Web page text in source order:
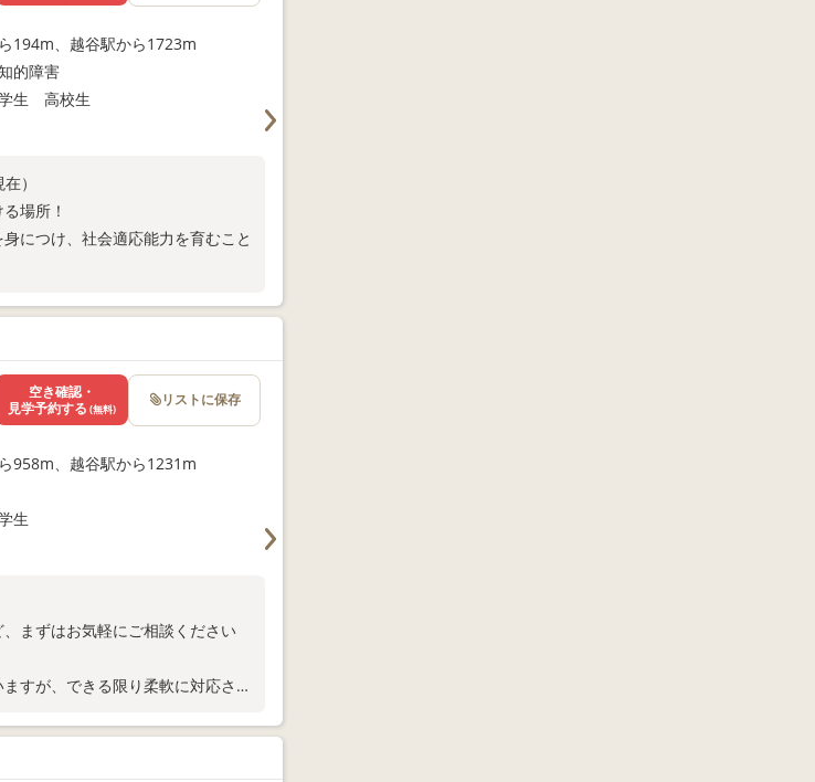
194m、越谷駅から1723m
的障害
生 高校生
）
場所！
につけ、社会適応能力を育むこと
958m、越谷駅から1231m
生
まずはお気軽にご相談ください
すが、できる限り柔軟に対応させ
空き確認・
見学予約する (無料) リストに保存